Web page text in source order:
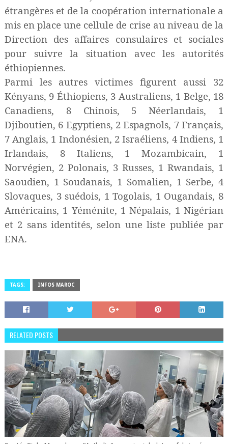
étrangères et de la coopération internationale a
mis en place une cellule de crise au niveau de la
Direction des affaires consulaires et sociales
pour suivre la situation avec les autorités
éthiopiennes.
Parmi les autres victimes figurent aussi 32
Kényans, 9 Éthiopiens, 3 Australiens, 1 Belge, 18
Canadiens, 8 Chinois, 5 Néerlandais, 1
Djiboutien, 6 Egyptiens, 2 Espagnols, 7 Français,
7 Anglais, 1 Indonésien, 2 Israéliens, 4 Indiens, 1
Irlandais, 8 Italiens, 1 Mozambicain, 1
Norvégien, 2 Polonais, 3 Russes, 1 Rwandais, 1
Saoudien, 1 Soudanais, 1 Somalien, 1 Serbe, 4
Slovaques, 3 suédois, 1 Togolais, 1 Ougandais, 8
Américains, 1 Yéménite, 1 Népalais, 1 Nigérian
et 2 sans identités, selon une liste publiée par
ENA.
TAGS: INFOS MAROC
RELATED POSTS